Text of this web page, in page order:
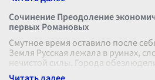
Сочинение Преодоление
первых Романовых
Смутное время оставило после
Земля Русская лежала в руинах,
нечистой силы. Города
стояли пустыми, а поля